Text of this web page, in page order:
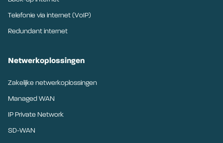
Telefonie via internet (VoIP)
Redundant internet
Netwerkoplossingen
Zakelijke netwerkoplossingen
Managed WAN
IP Private Network
SD-WAN